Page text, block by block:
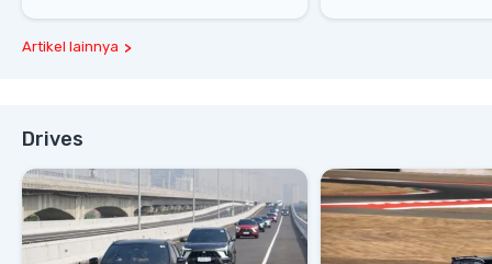
Artikel lainnya
Drives